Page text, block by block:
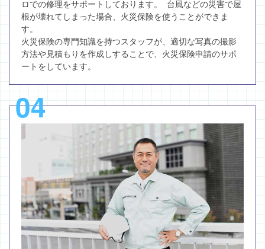
ロでの修理をサポートしております。 台風などの災害で屋
根が壊れてしまった場合、火災保険を使うことができま
す。
火災保険の専門知識を持つスタッフが、適切な写真の撮影
方法や見積もりを作成しすることで、火災保険申請のサポ
ートをしています。
04